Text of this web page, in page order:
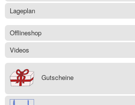
Lageplan
Offlineshop
Videos
Gutscheine